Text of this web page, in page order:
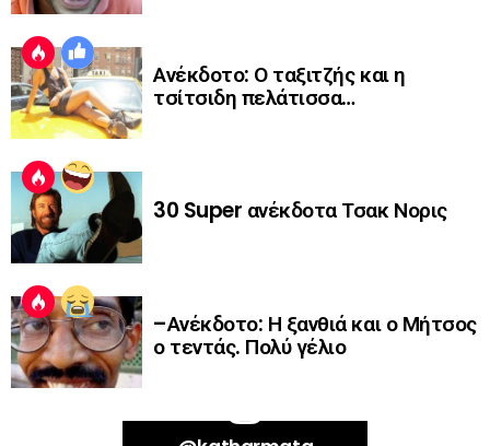
Ανέκδοτο: Ο ταξιτζής και η
τσίτσιδη πελάτισσα…
30 Super ανέκδοτα Τσακ Νορις
–Ανέκδοτο: Η ξανθιά και ο Μήτσος
ο τεντάς. Πολύ γέλιο